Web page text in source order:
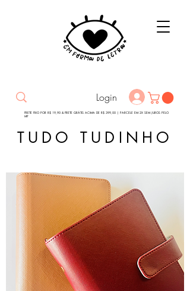
Login
FRETE FIXO POR R$ 19,90 & FRETE GRÁTIS ACIMA DE R$ 399,00 | PARCELE EM 2X SEM JUROS PELO
MP
TUDO TUDINHO